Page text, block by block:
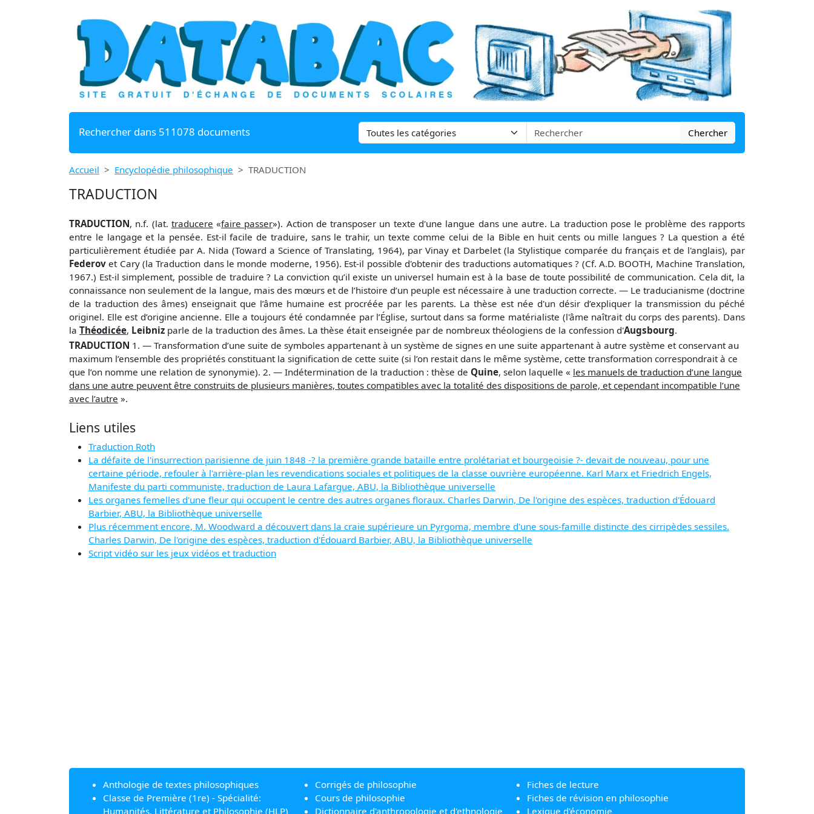
Rechercher dans 511078 documents Chercher
Accueil Encyclopédie philosophique TRADUCTION
TRADUCTION
TRADUCTION, n.f. (lat. traducere «faire passer»). Action de transposer un texte d'une langue dans une autre. La traduction pose le problème des rapports
entre le langage et la pensée. Est-il facile de traduire, sans le trahir, un texte comme celui de la Bible en huit cents ou mille langues ? La question a été
particulièrement étudiée par A. Nida (Toward a Science of Translating, 1964), par Vinay et Darbelet (la Stylistique comparée du français et de l'anglais), par
Federov et Cary (la Traduction dans le monde moderne, 1956). Est-il possible d'obtenir des traductions automatiques ? (Cf. A.D. BOOTH, Machine Translation,
1967.) Est-il simplement, possible de traduire ? La conviction qu’il existe un universel humain est à la base de toute possibilité de communication. Cela dit, la
connaissance non seulement de la langue, mais des mœurs et de l’histoire d’un peuple est nécessaire à une traduction correcte. — Le traducianisme (doctrine
de la traduction des âmes) enseignait que l’âme humaine est procréée par les parents. La thèse est née d'un désir d’expliquer la transmission du péché
originel. Elle est d’origine ancienne. Elle a toujours été condamnée par l’Église, surtout dans sa forme matérialiste (l'âme naîtrait du corps des parents). Dans
la Théodicée, Leibniz parle de la traduction des âmes. La thèse était enseignée par de nombreux théologiens de la confession d'Augsbourg.
TRADUCTION 1. — Transformation d’une suite de symboles appartenant à un système de signes en une suite appartenant à autre système et conservant au
maximum l’ensemble des propriétés constituant la signification de cette suite (si l’on restait dans le même système, cette transformation correspondrait à ce
que l’on nomme une relation de synonymie). 2. — Indétermination de la traduction : thèse de Quine, selon laquelle « les manuels de traduction d’une langue
dans une autre peuvent être construits de plusieurs manières, toutes compatibles avec la totalité des dispositions de parole, et cependant incompatible l’une
avec l’autre ».
Liens utiles
Traduction Roth
La défaite de l'insurrection parisienne de juin 1848 -? la première grande bataille entre prolétariat et bourgeoisie ?- devait de nouveau, pour une
certaine période, refouler à l'arrière-plan les revendications sociales et politiques de la classe ouvrière européenne. Karl Marx et Friedrich Engels,
Manifeste du parti communiste, traduction de Laura Lafargue, ABU, la Bibliothèque universelle
Les organes femelles d'une fleur qui occupent le centre des autres organes floraux. Charles Darwin, De l'origine des espèces, traduction d'Édouard
Barbier, ABU, la Bibliothèque universelle
Plus récemment encore, M. Woodward a découvert dans la craie supérieure un Pyrgoma, membre d'une sous-famille distincte des cirripèdes sessiles.
Charles Darwin, De l'origine des espèces, traduction d'Édouard Barbier, ABU, la Bibliothèque universelle
Script vidéo sur les jeux vidéos et traduction
Anthologie de textes philosophiques
Classe de Première (1re) - Spécialité:
Humanités, Littérature et Philosophie (HLP)
Corrigés de philosophie
Cours de philosophie
Dictionnaire d'anthropologie et d'ethnologie
Fiches de lecture
Fiches de révision en philosophie
Lexique d'économie